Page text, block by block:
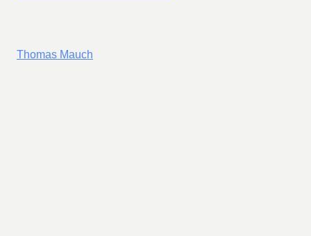
Thomas Mauch